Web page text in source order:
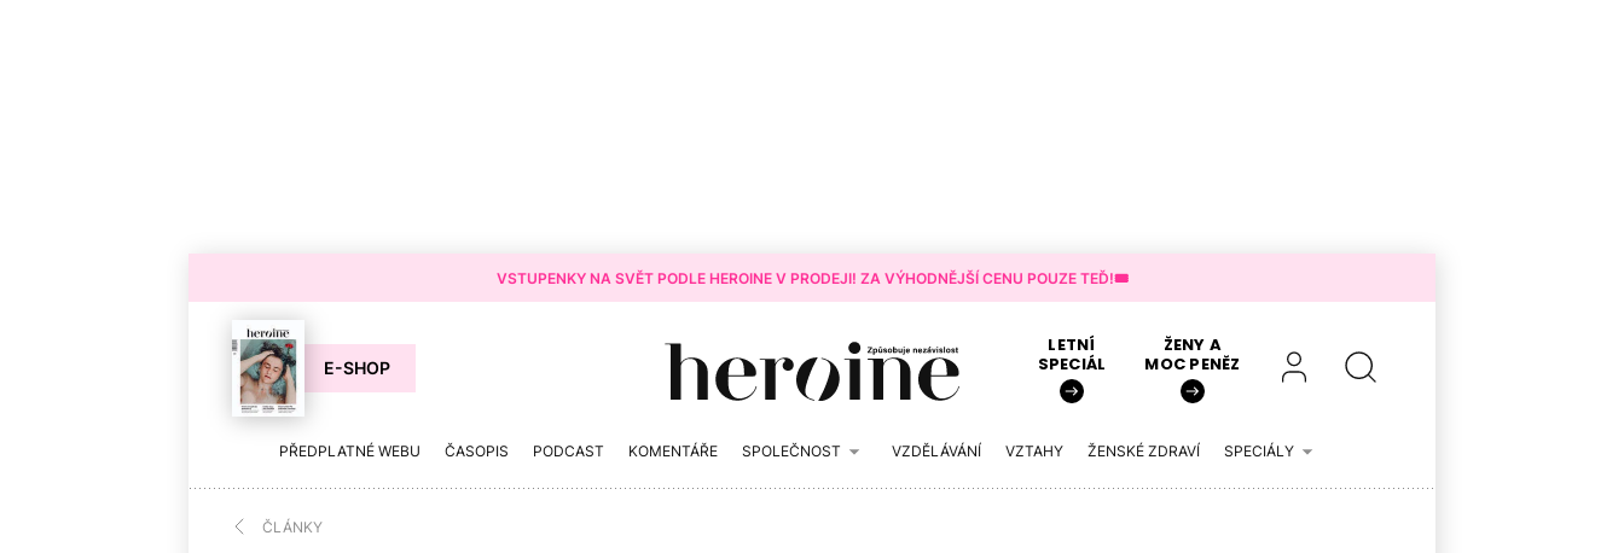
VSTUPENKY NA SVĚT PODLE HEROINE V PRODEJI! ZA VÝHODNĚJŠÍ CENU POUZE TEĎ!🎟️
E-SHOP
LETNÍ
SPECIÁL
ŽENY A
MOC PENĚZ
PŘEDPLATNÉ WEBU ČASOPIS PODCAST KOMENTÁŘE SPOLEČNOST VZDĚLÁVÁNÍ VZTAHY ŽENSKÉ ZDRAVÍ SPECIÁLY
ČLÁNKY